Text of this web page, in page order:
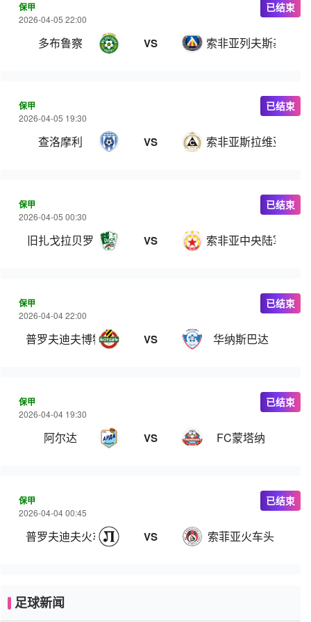
保甲
2026-04-05 22:00
多布鲁察 VS 索非亚列夫斯基
已结束
保甲
2026-04-05 19:30
查洛摩利 VS 索非亚斯拉维亚
已结束
保甲
2026-04-05 00:30
旧扎戈拉贝罗 VS 索非亚中央陆军
已结束
保甲
2026-04-04 22:00
普罗夫迪夫博特夫 VS 华纳斯巴达
已结束
保甲
2026-04-04 19:30
阿尔达 VS FC蒙塔纳
已结束
保甲
2026-04-04 00:45
普罗夫迪夫火车头 VS 索菲亚火车头
已结束
足球新闻